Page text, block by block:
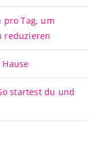
pro Tag, um
reduzieren
startest du und